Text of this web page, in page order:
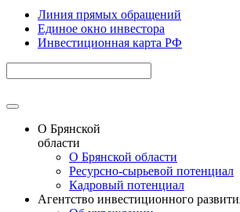
Линия прямых обращений
Единое окно инвестора
Инвестиционная карта РФ
О Брянской
области
О Брянской области
Ресурсно-сырьевой потенциал
Кадровый потенциал
Агентство инвестиционного